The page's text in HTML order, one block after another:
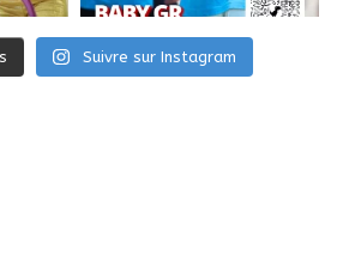
Suivre sur Instagram